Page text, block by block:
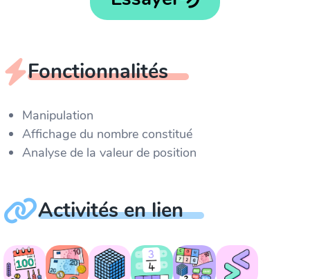
Fonctionnalités
Manipulation
Affichage du nombre constitué
Analyse de la valeur de position
Activités en lien